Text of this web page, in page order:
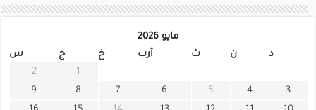
مايو 2026
د
ن ث أرب خ ج
س
1
2
3
4
5
6
7
8
9